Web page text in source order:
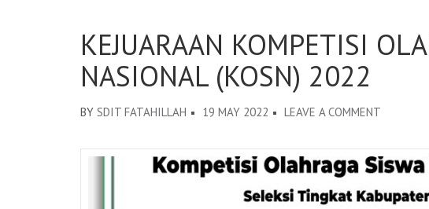
KEJUARAAN KOMPETISI
NASIONAL (KOSN) 2022
BY SDIT FATAHILLAH 19 MAY 2022 LEAVE A COMMENT
SISWA